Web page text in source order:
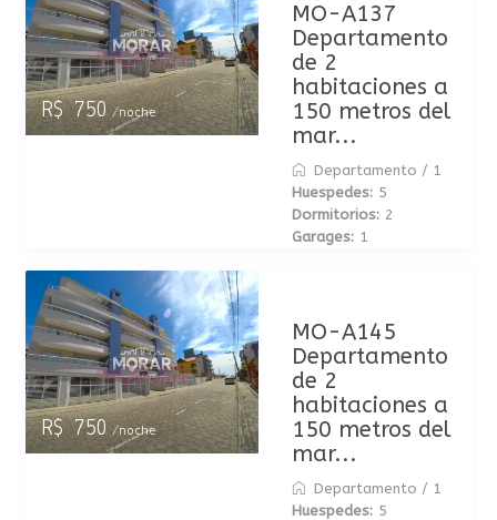
R$ 750/noche
MO-A137
Departamento
de 2
habitaciones a
150 metros del
mar...
Departamento / 1
Huespedes: 5
Dormitorios: 2
Garages: 1
R$ 750/noche
MO-A145
Departamento
de 2
habitaciones a
150 metros del
mar...
Departamento / 1
Huespedes: 5